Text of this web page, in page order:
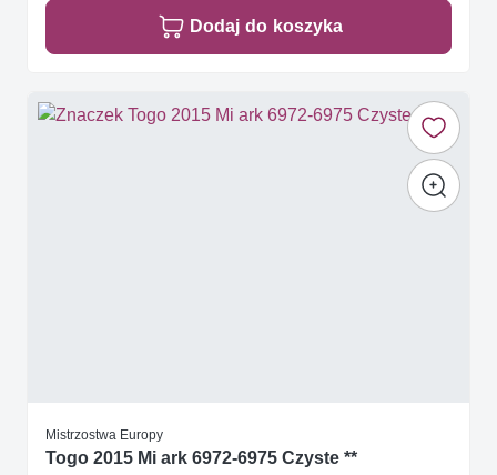
Dodaj do koszyka
Mistrzostwa Europy
Togo 2015 Mi ark 6972-6975 Czyste **